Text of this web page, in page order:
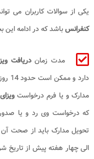
یکی از سوالات کاربران می
کنفرانسباشد که در ادامه
مدت زماندریافت
مدارک و یا فرم درخواست
که درخواست وی رد و یا
تحویل مدارک باید از صحت
الی چهار هفته پیش از تاریخ